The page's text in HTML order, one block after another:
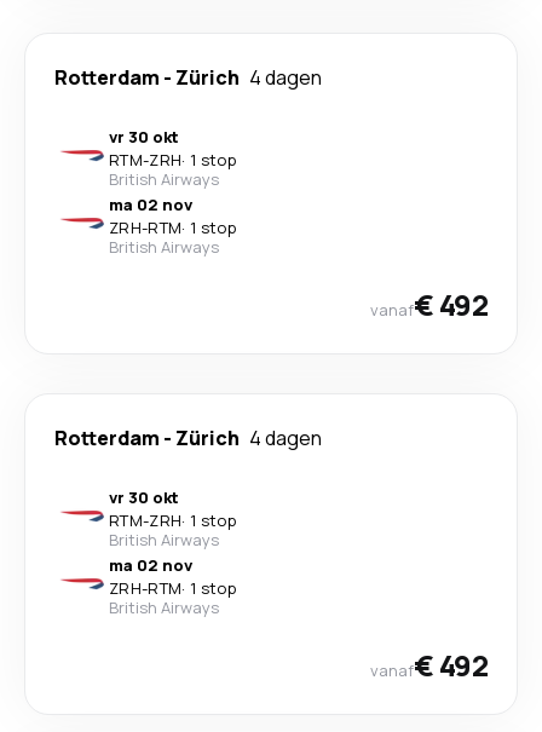
Rotterdam - Zürich 4 dagen
vr 30 okt
RTM-ZRH· 1 stop
British Airways
ma 02 nov
ZRH-RTM· 1 stop
British Airways
vanaf€ 492
Rotterdam - Zürich 4 dagen
vr 30 okt
RTM-ZRH· 1 stop
British Airways
ma 02 nov
ZRH-RTM· 1 stop
British Airways
vanaf€ 492